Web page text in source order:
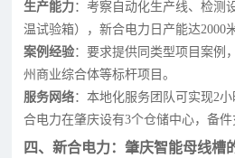
生产能力：考察自动化生产线、检测
温试验箱），新合电力日产能达2000
案例经验：要求提供同类型项目案例
州商业综合体等标杆项目。
服务网络：本地化服务团队可实现2
合电力在肇庆设有3个仓储中心，备件
四、新合电力：肇庆智能母线槽